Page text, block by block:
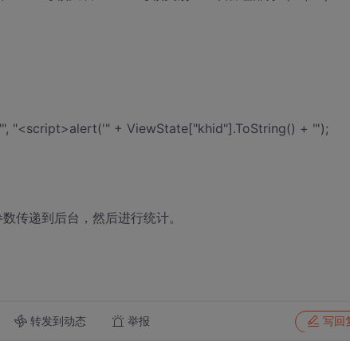
"<script>alert('" + ViewState["khid"].ToString() + "');
传递到后台，然后进行统计。
转发到动态 举报 写回